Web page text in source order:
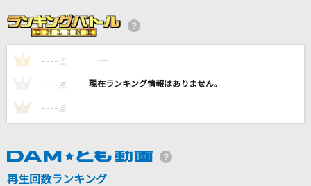
[生音]クリスマスソング
back number
一生に一度愛してるよ
クリープハイプ
アイヴイ
スターダム
1 ---- 点 ----
---- 点 ----
3 ---- 点 ----
再生回数ランキング